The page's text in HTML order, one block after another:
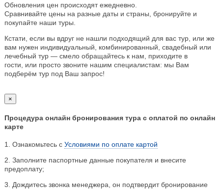
Обновления цен происходят ежедневно.
Сравнивайте цены на разные даты и страны, бронируйте и
покупайте наши туры.
Кстати, если вы вдруг не нашли подходящий для вас тур, или же
вам нужен индивидуальный, комбинированный, свадебный или
лечебный тур — смело обращайтесь к нам, приходите в
гости, или просто звоните нашим специалистам: мы Вам
подберём тур под Ваш запрос!
×
Процедура онлайн бронирования тура с оплатой по онлайн
карте
1. Ознакомьтесь с Условиями по оплате картой
2. Заполните паспортные данные покупателя и внесите
предоплату;
3. Дождитесь звонка менеджера, он подтвердит бронирование